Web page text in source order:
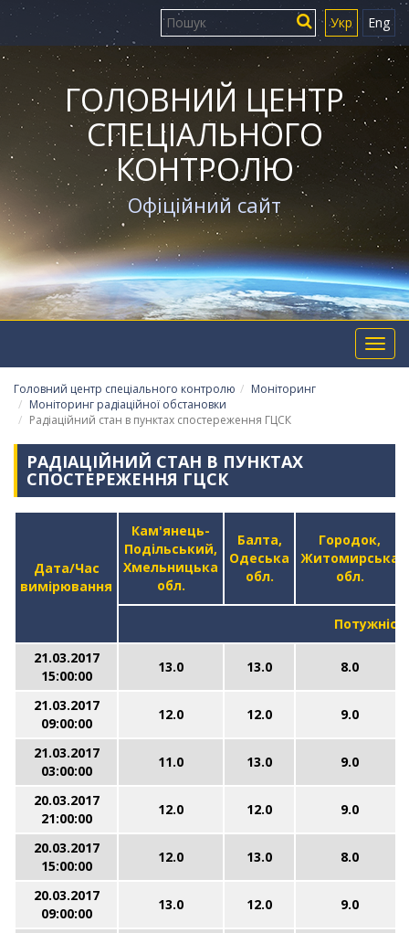
Укр Eng
ГОЛОВНИЙ ЦЕНТР
СПЕЦІАЛЬНОГО
КОНТРОЛЮ
Офіційний сайт
Головний центр спеціального контролю
Моніторинг
Моніторинг радіаційної обстановки
Радіаційний стан в пунктах спостереження ГЦСК
РАДІАЦІЙНИЙ СТАН В ПУНКТАХ
СПОСТЕРЕЖЕННЯ ГЦСК
Дата/Час
вимірювання
Кам'янець-
Подільський,
Хмельницька
обл.
Балта,
Одеська
обл.
Городок,
Житомирська
обл.
21.03.2017
15:00:00
13.0 13.0 8.0
21.03.2017
09:00:00
12.0 12.0 9.0
21.03.2017
03:00:00
11.0 13.0 9.0
20.03.2017
21:00:00
12.0 12.0 9.0
20.03.2017
15:00:00
12.0 13.0 8.0
20.03.2017
09:00:00
13.0 12.0 9.0